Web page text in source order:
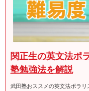
関正生の英文法ポ
塾勉強法を解説
武田塾おススメの英文法ポラ